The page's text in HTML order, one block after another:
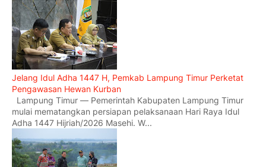
Jelang Idul Adha 1447 H, Pemkab Lampung Timur Perketat
Pengawasan Hewan Kurban
Lampung Timur — Pemerintah Kabupaten Lampung Timur
mulai mematangkan persiapan pelaksanaan Hari Raya Idul
Adha 1447 Hijriah/2026 Masehi. W...